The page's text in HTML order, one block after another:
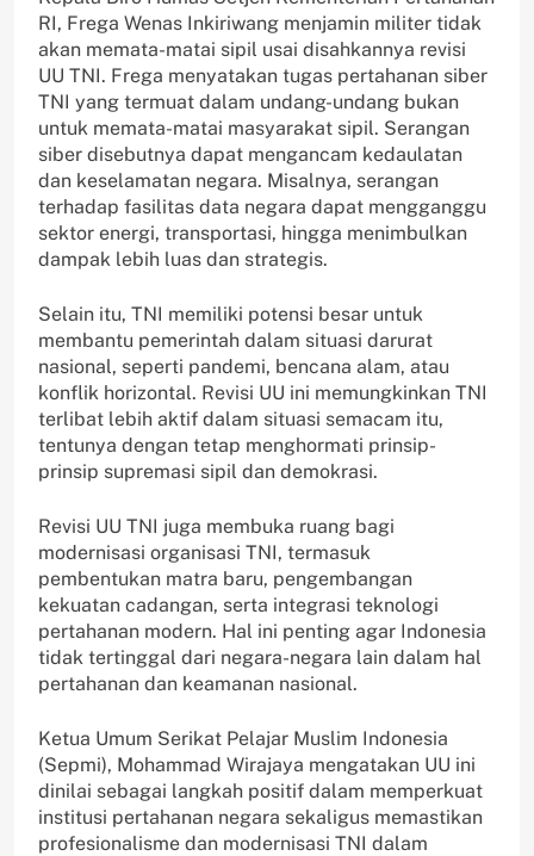
RI, Frega Wenas Inkiriwang menjamin militer tidak
akan memata-matai sipil usai disahkannya revisi
UU TNI. Frega menyatakan tugas pertahanan siber
TNI yang termuat dalam undang-undang bukan
untuk memata-matai masyarakat sipil. Serangan
siber disebutnya dapat mengancam kedaulatan
dan keselamatan negara. Misalnya, serangan
terhadap fasilitas data negara dapat mengganggu
sektor energi, transportasi, hingga menimbulkan
dampak lebih luas dan strategis.
Selain itu, TNI memiliki potensi besar untuk
membantu pemerintah dalam situasi darurat
nasional, seperti pandemi, bencana alam, atau
konflik horizontal. Revisi UU ini memungkinkan TNI
terlibat lebih aktif dalam situasi semacam itu,
tentunya dengan tetap menghormati prinsip-
prinsip supremasi sipil dan demokrasi.
Revisi UU TNI juga membuka ruang bagi
modernisasi organisasi TNI, termasuk
pembentukan matra baru, pengembangan
kekuatan cadangan, serta integrasi teknologi
pertahanan modern. Hal ini penting agar Indonesia
tidak tertinggal dari negara-negara lain dalam hal
pertahanan dan keamanan nasional.
Ketua Umum Serikat Pelajar Muslim Indonesia
(Sepmi), Mohammad Wirajaya mengatakan UU ini
dinilai sebagai langkah positif dalam memperkuat
institusi pertahanan negara sekaligus memastikan
profesionalisme dan modernisasi TNI dalam